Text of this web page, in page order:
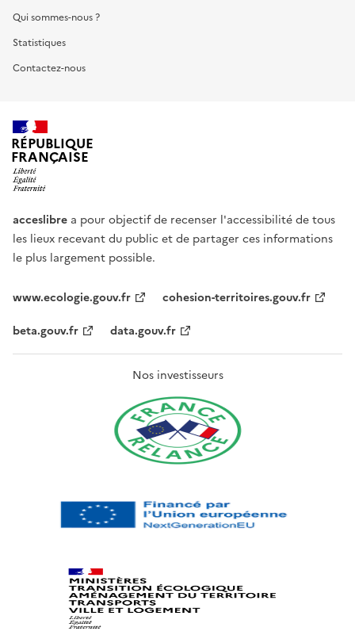
Qui sommes-nous ?
Statistiques
Contactez-nous
RÉPUBLIQUE
FRANÇAISE
acceslibre a pour objectif de recenser l'accessibilité de tous
les lieux recevant du public et de partager ces informations
le plus largement possible.
www.ecologie.gouv.fr
cohesion-territoires.gouv.fr
beta.gouv.fr
data.gouv.fr
Nos investisseurs